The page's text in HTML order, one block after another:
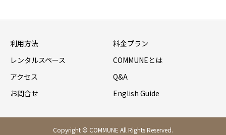
利用方法
料金プラン
レンタルスペース
COMMUNEとは
アクセス
Q&A
お問合せ
English Guide
Copyright © COMMUNE All Rights Reserved.